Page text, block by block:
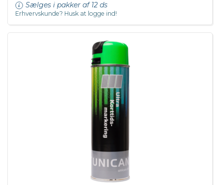
Sælges i pakker af 12 ds
Erhvervskunde? Husk at logge ind!